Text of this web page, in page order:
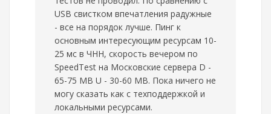
USB свистком впечатления радужные
- все на порядок лучше. Пинг к
основным интересующим ресурсам 10-
25 мс в ЧНН, скорость вечером по
SpeedTest на Московские сервера D -
65-75 MB U - 30-60 MB. Пока ничего не
могу сказать как с техподдержкой и
локальными ресурсами.